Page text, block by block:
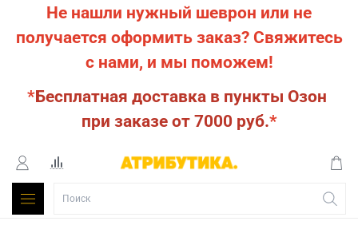
Не нашли нужный шеврон или не
получается оформить заказ? Свяжитесь
с нами, и мы поможем!
*Бесплатная доставка в пункты Озон
при заказе от 7000 руб.*